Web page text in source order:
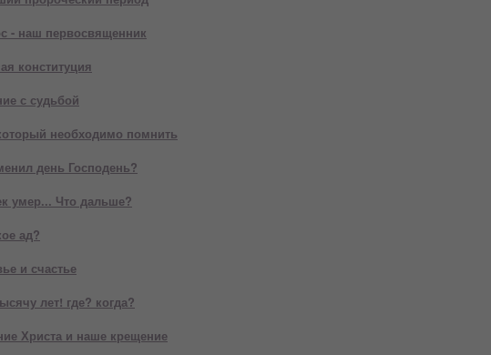
- наш первосвященник
конституция
с судьбой
необходимо помнить
день Господень?
умер... Что дальше?
ад?
и счастье
лет! где? когда?
Христа и наше крещение